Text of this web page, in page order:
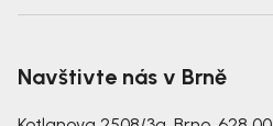
Navštivte nás v Brně